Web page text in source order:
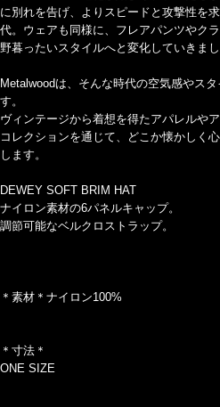
に別れを告げ、よりスピードと攻撃性を
代。ウェアも同様に、フレアパンツやク
野暮ったいスタイルへと変化していきまし
Metalwoodは、そんな時代の空気感やス
す。
ヴィンテージから着想を得たアパレルや
コレクションを通じて、どこか懐かしく
します。
DEWEY SOFT BRIM HAT
ナイロン素材の6パネルキャップ。
調節可能なベルクロストラップ。
＊素材＊ナイロン100%
＊寸法＊
ONE SIZE